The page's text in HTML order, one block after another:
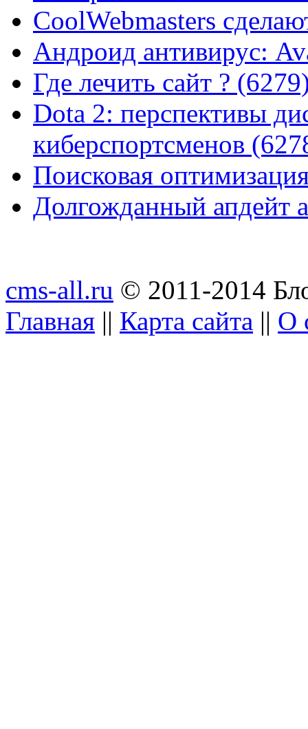
CoolWebmasters
Андроид антивирус:
Где лечить сайт ?
Dota 2: перспективы
киберспортсменов
Поисковая
Долгожданный апдейт
cms-all.ru © 2011-2014
Главная || Карта сайта || О